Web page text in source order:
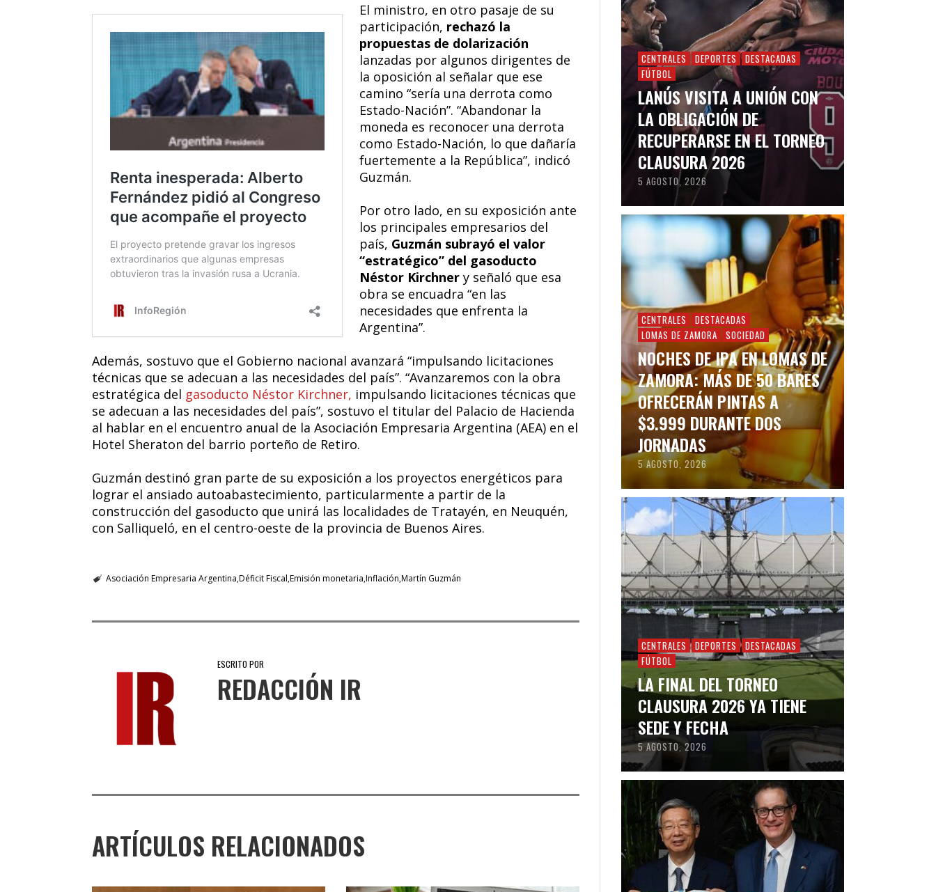
El ministro, en otro pasaje de su
participación, rechazó la
propuestas de dolarización
lanzadas por algunos dirigentes de
la oposición al señalar que ese
camino “sería una derrota como
Estado-Nación”. “Abandonar la
moneda es reconocer una derrota
como Estado-Nación, lo que dañaría
fuertemente a la República”, indicó
Guzmán.
Por otro lado, en su exposición ante
los principales empresarios del
país, Guzmán subrayó el valor
“estratégico” del gasoducto
Néstor Kirchner y señaló que esa
obra se encuadra “en las
necesidades que enfrenta la
Argentina”.
Además, sostuvo que el Gobierno nacional avanzará “impulsando licitaciones
técnicas que se adecuan a las necesidades del país”. “Avanzaremos con la obra
estratégica del gasoducto Néstor Kirchner, impulsando licitaciones técnicas que
se adecuan a las necesidades del país”, sostuvo el titular del Palacio de Hacienda
al hablar en el encuentro anual de la Asociación Empresaria Argentina (AEA) en el
Hotel Sheraton del barrio porteño de Retiro.
Guzmán destinó gran parte de su exposición a los proyectos energéticos para
lograr el ansiado autoabastecimiento, particularmente a partir de la
construcción del gasoducto que unirá las localidades de Tratayén, en Neuquén,
con Salliqueló, en el centro-oeste de la provincia de Buenos Aires.
Asociación Empresaria Argentina Déficit Fiscal Emisión monetaria Inflación Martín Guzmán
ESCRITO POR
REDACCIÓN IR
ARTÍCULOS RELACIONADOS
CENTRALES DEPORTES
DESTACADAS
FÚTBOL
LANÚS VISITA A UNIÓN CON
LA OBLIGACIÓN DE
RECUPERARSE EN EL TORNEO
CLAUSURA 2026
5 AGOSTO, 2026
CENTRALES
DESTACADAS
LOMAS DE ZAMORA
SOCIEDAD
NOCHES DE IPA EN LOMAS DE
ZAMORA: MÁS DE 50 BARES
OFRECERÁN PINTAS A
$3.999 DURANTE DOS
JORNADAS
5 AGOSTO, 2026
CENTRALES DEPORTES
DESTACADAS
FÚTBOL
LA FINAL DEL TORNEO
CLAUSURA 2026 YA TIENE
SEDE Y FECHA
5 AGOSTO, 2026